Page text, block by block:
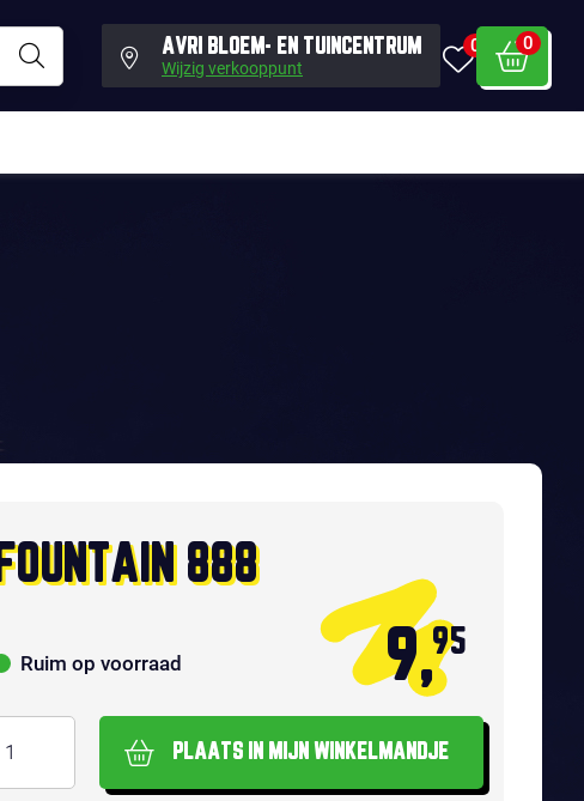
AVRI BLOEM- EN TUINCENTRUM
Wijzig verkooppunt
0 0
FOUNTAIN 888
Ruim op voorraad 9,95
PLAATS IN MIJN WINKELMANDJE